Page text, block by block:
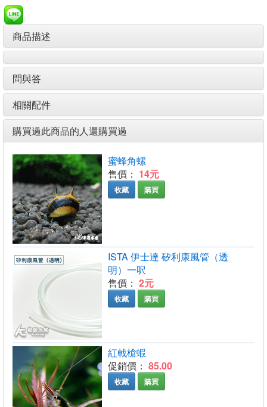
商品描述
問與答
相關配件
購買過此商品的人還購買過
蜜蜂角螺
售價： 14元
收藏 購買
ISTA 伊士達 矽利康風管（透
明）一呎
售價： 2元
收藏 購買
紅戟槍蝦
促銷價： 85.00
收藏 購買